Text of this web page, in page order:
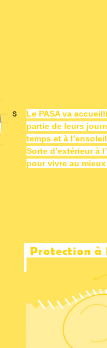
Le PASA va
partie de leurs
temps et à
Sorte d’extérieur à
pour vivre au
Protection à